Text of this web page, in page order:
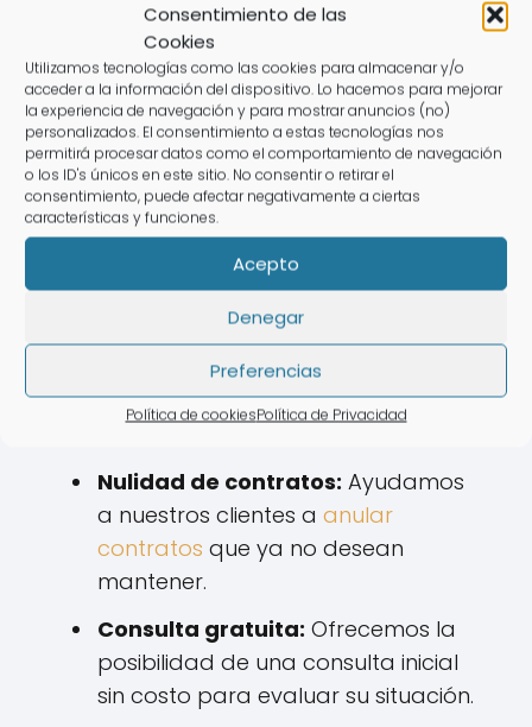
Consentimiento de las
Cookies
Utilizamos tecnologías como las cookies para almacenar y/o
acceder a la información del dispositivo. Lo hacemos para mejorar
la experiencia de navegación y para mostrar anuncios (no)
personalizados. El consentimiento a estas tecnologías nos
permitirá procesar datos como el comportamiento de navegación
o los ID's únicos en este sitio. No consentir o retirar el
consentimiento, puede afectar negativamente a ciertas
características y funciones.
Acepto
Denegar
Preferencias
Política de cookiesPolítica de Privacidad
registro.
Torrenueva Park: Facilitamos la
desvinculación con el registro de
Mijas.
Servicios más
demandados en el
ámbito legal de
multipropiedad
Entre los servicios más solicitados,
destacan los siguientes:
Nulidad de contratos: Ayudamos
a nuestros clientes a anular
contratos que ya no desean
mantener.
Consulta gratuita: Ofrecemos la
posibilidad de una consulta inicial
sin costo para evaluar su situación.